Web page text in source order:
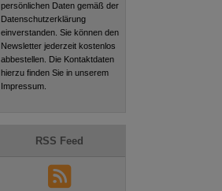
persönlichen Daten gemäß der
Datenschutzerklärung
einverstanden. Sie können den
Newsletter jederzeit kostenlos
abbestellen. Die Kontaktdaten
hierzu finden Sie in unserem
Impressum.
RSS Feed